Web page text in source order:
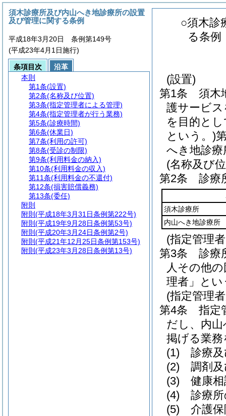
○須木診
る条例
(設置)
第1条
須木
護サービ
を目的と
という。)
へき地診療
(名称及び
第2条
診療
須木診療所
内山へき地診療所
(指定管理
第3条
診療
人その他
理者」とい
(指定管理
第4条
指定
だし、内
掲げる業
(1)
診療
(2)
調剤
(3)
健康
(4)
診療
(5)
介護
須木診療所及び内山へき地診療所の設置
及び管理に関する条例
平成18年3月20日 条例第149号
(平成23年4月1日施行)
条項目次
沿革
本則
第1条(設置)
第2条(名称及び位置)
第3条(指定管理者による管理)
第4条(指定管理者が行う業務)
第5条(診療時間)
第6条(休業日)
第7条(利用の許可)
第8条(受診の制限)
第9条(利用料金の納入)
第10条(利用料金の収入)
第11条(利用料金の不還付)
第12条(損害賠償義務)
第13条(委任)
附則
附則 (平成18年3月31日条例第222号)
附則 (平成19年9月28日条例第53号)
附則 (平成20年3月24日条例第2号)
附則 (平成21年12月25日条例第153号)
附則 (平成23年3月28日条例第13号)